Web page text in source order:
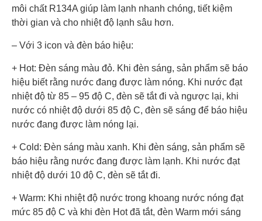
môi chất R134A giúp làm lạnh nhanh chóng, tiết kiệm
thời gian và cho nhiệt độ lạnh sâu hơn.
– Với 3 icon và đèn báo hiệu:
+ Hot: Đèn sáng màu đỏ. Khi đèn sáng, sản phẩm sẽ báo
hiệu biết rằng nước đang được làm nóng. Khi nước đạt
nhiệt độ từ 85 – 95 độ C, đèn sẽ tắt đi và ngược lại, khi
nước có nhiệt độ dưới 85 độ C, đèn sẽ sáng để báo hiệu
nước đang được làm nóng lại.
+ Cold: Đèn sáng màu xanh. Khi đèn sáng, sản phẩm sẽ
báo hiệu rằng nước đang được làm lạnh. Khi nước đạt
nhiệt độ dưới 10 độ C, đèn sẽ tắt đi.
+ Warm: Khi nhiệt độ nước trong khoang nước nóng đạt
mức 85 độ C và khi đèn Hot đã tắt, đèn Warm mới sáng